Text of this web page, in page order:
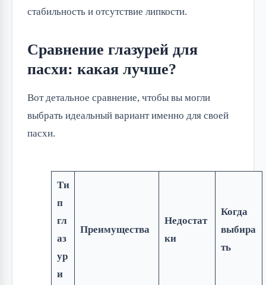
стабильность и отсутствие липкости.
Сравнение глазурей для
пасхи: какая лучше?
Вот детальное сравнение, чтобы вы могли
выбрать идеальный вариант именно для своей
пасхи.
Ти
п
гл
аз
ур
и
Преимущества
Недостат
ки
Когда
выбира
ть